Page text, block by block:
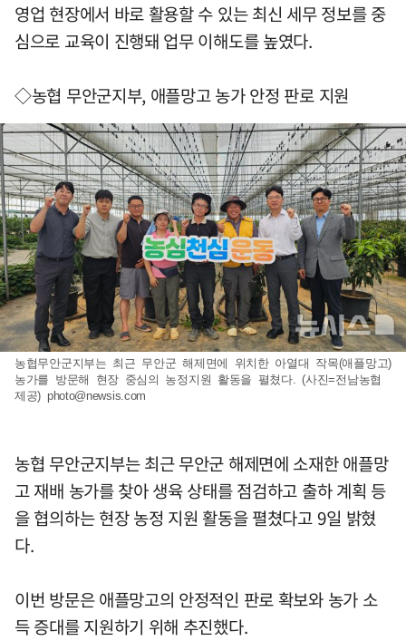
영업 현장에서 바로 활용할 수 있는 최신 세무 정보를 중
심으로 교육이 진행돼 업무 이해도를 높였다.
◇농협 무안군지부, 애플망고 농가 안정 판로 지원
농협무안군지부는 최근 무안군 해제면에 위치한 아열대 작목(애플망고)
농가를 방문해 현장 중심의 농정지원 활동을 펼쳤다. (사진=전남농협
제공) photo@newsis.com
농협 무안군지부는 최근 무안군 해제면에 소재한 애플망
고 재배 농가를 찾아 생육 상태를 점검하고 출하 계획 등
을 협의하는 현장 농정 지원 활동을 펼쳤다고 9일 밝혔
다.
이번 방문은 애플망고의 안정적인 판로 확보와 농가 소
득 증대를 지원하기 위해 추진했다.